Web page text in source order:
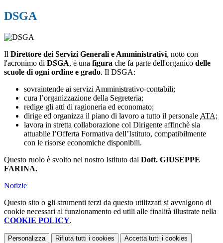
DSGA
Il Direttore dei Servizi Generali e Amministrativi, noto con
l'acronimo di DSGA, è una figura che fa parte dell'organico delle
scuole di ogni ordine e grado. Il DSGA:
sovraintende ai servizi Amministrativo-contabili;
cura l’organizzazione della Segreteria;
redige gli atti di ragioneria ed economato;
dirige ed organizza il piano di lavoro a tutto il personale ATA;
lavora in stretta collaborazione col Dirigente affinchè sia
attuabile l’Offerta Formativa dell’Istituto, compatibilmente
con le risorse economiche disponibili.
Questo ruolo è svolto nel nostro Istituto dal Dott. GIUSEPPE
FARINA.
Notizie
Questo sito o gli strumenti terzi da questo utilizzati si avvalgono di
cookie necessari al funzionamento ed utili alle finalità illustrate nella
COOKIE POLICY.
Personalizza Rifiuta tutti i cookies Accetta tutti i cookies